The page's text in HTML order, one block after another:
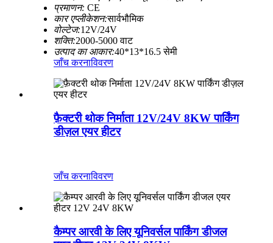
प्रमाणन: CE
कार एप्लीकेशन:सार्वभौमिक
वोल्टेज:12V/24V
शक्ति:2000-5000 वाट
उत्पाद का आकार:40*13*16.5 सेमी
जाँच करनाविवरण
फ़ैक्टरी थोक निर्माता 12V/24V 8KW पार्किंग
डीज़ल एयर हीटर
जाँच करनाविवरण
कैम्पर आरवी के लिए यूनिवर्सल पार्किंग डीजल